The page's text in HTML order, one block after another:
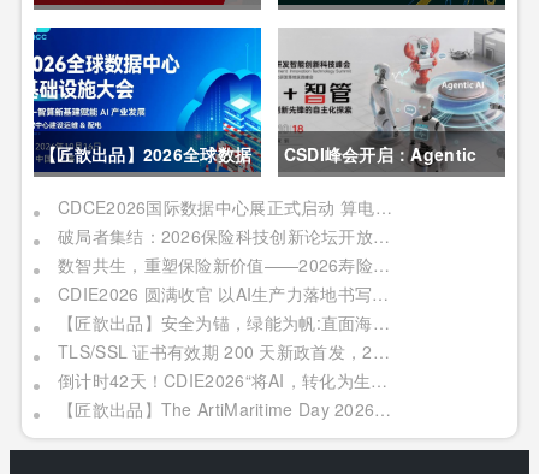
CDCE2026数据中心展
以“算电协同”重构全球算力
供应链
坛圆满举办
【匠歆出品】2026全球数据
中心基础设施大会首发｜院
士领衔，100+头部企业已确
认，500人齐聚上海
CSDI峰会开启：Agentic
AI 落地应用的黄金期，智能
系统重塑生产力
CDCE2026国际数据中心展正式启动 算电协同驱动产业升级 搭建全球合作平台
破局者集结：2026保险科技创新论坛开放“数智共生”最佳实践案例征集
数智共生，重塑保险新价值——2026寿险&财险科技创新论坛即将启幕
CDIE2026 圆满收官 以AI生产力落地书写数字化转型新答卷
【匠歆出品】安全为锚，绿能为帆:直面海事网络安全与绿色航运的双重挑战@The ArtiMaritime Day 2026匠歆海事攻坚日 | 5月29日·上海
TLS/SSL 证书有效期 200 天新政首发，2026 亚数TrustAsia CaaS 2.0 发布会邀您见证！
倒计时42天！CDIE2026“将AI，转化为生产力”峰会启幕在即！
【匠歆出品】The ArtiMaritime Day 2026匠歆海事攻坚日 | 5月28日·上海